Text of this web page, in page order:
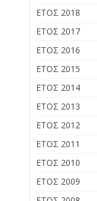
ΕΤΟΣ 2018
ΕΤΟΣ 2017
ΕΤΟΣ 2016
ΕΤΟΣ 2015
ΕΤΟΣ 2014
ΕΤΟΣ 2013
ΕΤΟΣ 2012
ΕΤΟΣ 2011
ΕΤΟΣ 2010
ΕΤΟΣ 2009